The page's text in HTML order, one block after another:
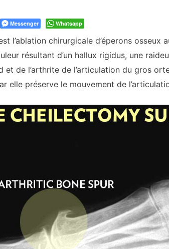
Messenger Whatsapp
l’ablation chirurgicale d’éperons
résultant d’un hallux rigidus, une
et de l’arthrite de l’articulation du gros
elle préserve le mouvement de